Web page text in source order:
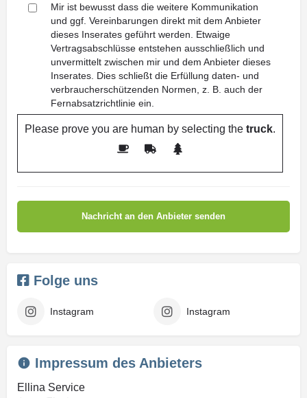
Mir ist bewusst dass die weitere Kommunikation
und ggf. Vereinbarungen direkt mit dem Anbieter
dieses Inserates geführt werden. Etwaige
Vertragsabschlüsse entstehen ausschließlich und
unvermittelt zwischen mir und dem Anbieter dieses
Inserates. Dies schließt die Erfüllung daten- und
verbraucherschützenden Normen, z. B. auch der
Fernabsatzrichtlinie ein.
Please prove you are human by selecting the truck.
Folge uns
Instagram Instagram
Impressum des Anbieters
Ellina Service